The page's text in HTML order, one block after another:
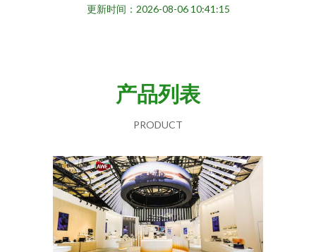
更新时间：2026-08-06 10:41:15
产品列表
PRODUCT